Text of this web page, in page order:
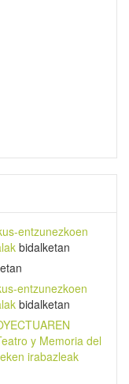
entzunezkoen
bidalketan
entzunezkoen
bidalketan
y Memoria del
irabazleak